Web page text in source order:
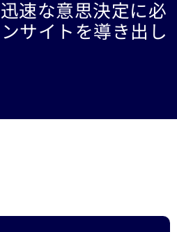
速な意思決定に必
サイトを導き出し